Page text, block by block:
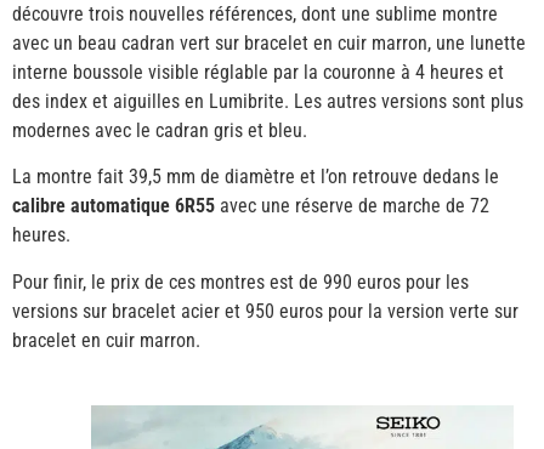
découvre trois nouvelles références, dont une sublime montre
avec un beau cadran vert sur bracelet en cuir marron, une lunette
interne boussole visible réglable par la couronne à 4 heures et
des index et aiguilles en Lumibrite. Les autres versions sont plus
modernes avec le cadran gris et bleu.
La montre fait 39,5 mm de diamètre et l’on retrouve dedans le
calibre automatique 6R55 avec une réserve de marche de 72
heures.
Pour finir, le prix de ces montres est de 990 euros pour les
versions sur bracelet acier et 950 euros pour la version verte sur
bracelet en cuir marron.